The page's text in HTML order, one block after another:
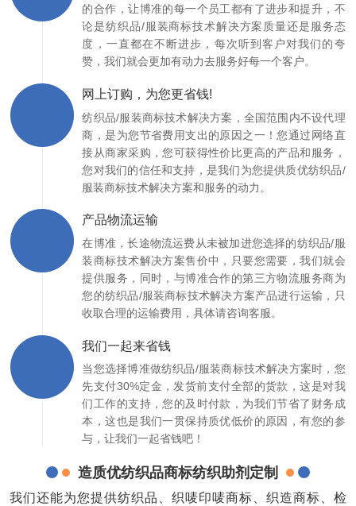
的合作，让博准的每一个员工都有了进步和提升，不
论是纺织品/服装商标技术解决方案质量还是服务态
度，一直都在不断进步，每次听到客户对我们的夸
赞，我们就会更加有动力去服务好每一个客户。
网上订购，为您更省钱!
纺织品/服装商标技术解决方案，全国范围内不设代理
商，是为您节省费用支出的原因之一！您通过网络直
接从商家采购，您可获得性价比更高的产品和服务，
您对我们的信任和支持，是我们为您提供质优纺织品/
服装商标技术解决方案和服务的动力。
产品物流运输
在博准，长途物流运费从未被加进您选择的纺织品/服
装商标技术解决方案售价中，只要您需要，我们就会
提供服务，同时，与博准合作的第三方物流服务商为
您的纺织品/服装商标技术解决方案产品进行运输，只
收取合理的运输费用，具体请咨询客服。
我们一起来省钱
当您选择博准做纺织品/服装商标技术解决方案时，您
先支付30%定金，发货前支付全部的货款，这是对我
们工作的支持，您的及时付款，为我们节省了财务成
本，这也是我们一贯保持质优低价的原因，有您的参
与，让我们一起省钱吧！
造质优纺织品商标纺织助剂定制
我们还能为您提供纺织品、织唛印唛商标、织造商标、检